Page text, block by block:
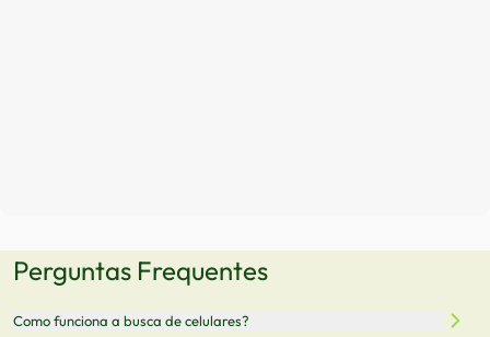
Perguntas Frequentes
Como funciona a busca de celulares?